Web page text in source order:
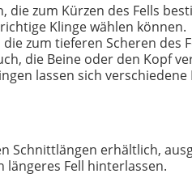
die zum Kürzen des Fells
Klinge wählen können.
die zum tieferen Scheren
die Beine oder den Kopf
lassen sich
Schnittlängen erhältlich,
längeres Fell hinterlassen.